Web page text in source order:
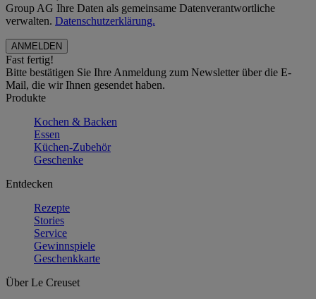
Group AG Ihre Daten als gemeinsame Datenverantwortliche
verwalten. Datenschutzerklärung.
Fast fertig!
Bitte bestätigen Sie Ihre Anmeldung zum Newsletter über die E-
Mail, die wir Ihnen gesendet haben.
Produkte
Kochen & Backen
Essen
Küchen-Zubehör
Geschenke
Entdecken
Rezepte
Stories
Service
Gewinnspiele
Geschenkkarte
Über Le Creuset